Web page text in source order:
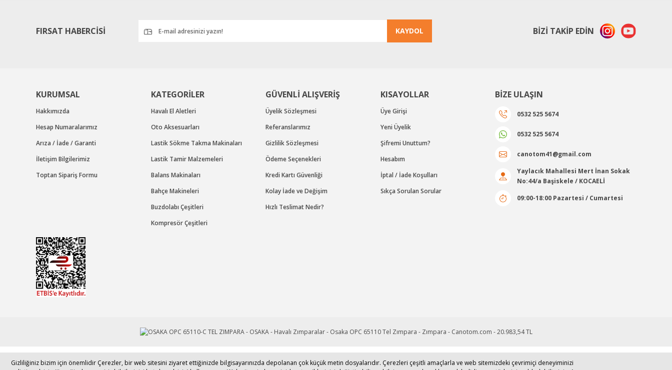
Gizliliğiniz bizim için önemlidir Çerezler, bir web sitesini ziyaret ettiğinizde bilgisayarınızda depolanan çok küçük metin dosyalarıdır. Çerezleri çeşitli amaçlarla ve web sitemizdeki çevrimiçi deneyiminizi
Tek Tıkla Ödeme Kolaylığı
Gönder
FIRSAT HABERCİSİ KAYDOL BİZİ TAKİP EDİN
KURUMSAL
Hakkımızda
Hesap Numaralarımız
Arıza / İade / Garanti
İletişim Bilgilerimiz
Toptan Sipariş Formu
KATEGORİLER
Havalı El Aletleri
Oto Aksesuarları
Lastik Sökme Takma Makinaları
Lastik Tamir Malzemeleri
Balans Makinaları
Bahçe Makineleri
Buzdolabı Çeşitleri
Kompresör Çeşitleri
GÜVENLİ ALIŞVERİŞ
Üyelik Sözleşmesi
Referanslarımız
Gizlilik Sözleşmesi
Ödeme Seçenekleri
Kredi Kartı Güvenliği
Kolay İade ve Değişim
Hızlı Teslimat Nedir?
KISAYOLLAR
Üye Girişi
Yeni Üyelik
Şifremi Unuttum?
Hesabım
İptal / İade Koşulları
Sıkça Sorulan Sorular
BİZE ULAŞIN
0532 525 5674
0532 525 5674
canotom41@gmail.com
Yaylacık Mahallesi Mert İnan Sokak
No:44/a Başiskele / KOCAELİ
09:00-18:00 Pazartesi / Cumartesi
© 2017 - 2022 www.canotom.com Kredi kartı bilgileriniz 256bit SSL sertifikası ile korunmaktadır.